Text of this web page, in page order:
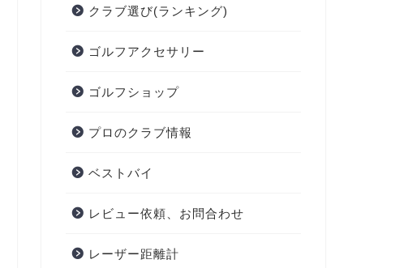
クラブ選び(ランキング)
ゴルフアクセサリー
ゴルフショップ
プロのクラブ情報
ベストバイ
レビュー依頼、お問合わせ
レーザー距離計